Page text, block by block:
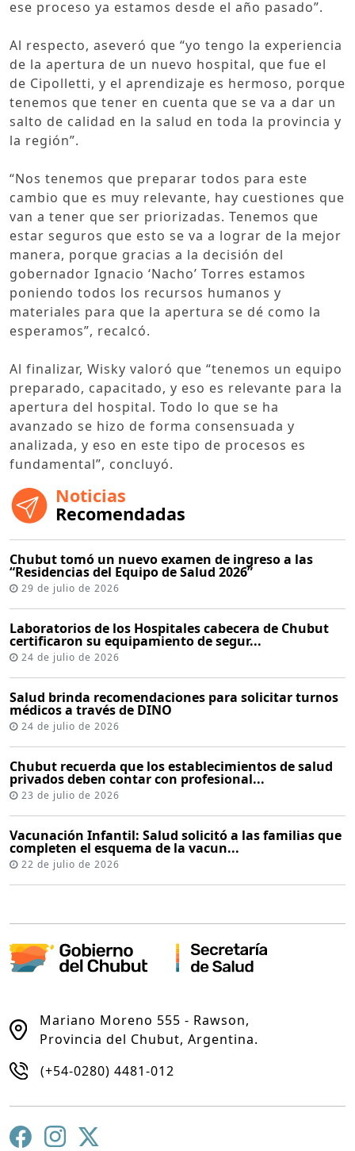
ese proceso ya estamos desde el año pasado”.
Al respecto, aseveró que “yo tengo la experiencia
de la apertura de un nuevo hospital, que fue el
de Cipolletti, y el aprendizaje es hermoso, porque
tenemos que tener en cuenta que se va a dar un
salto de calidad en la salud en toda la provincia y
la región”.
“Nos tenemos que preparar todos para este
cambio que es muy relevante, hay cuestiones que
van a tener que ser priorizadas. Tenemos que
estar seguros que esto se va a lograr de la mejor
manera, porque gracias a la decisión del
gobernador Ignacio ‘Nacho’ Torres estamos
poniendo todos los recursos humanos y
materiales para que la apertura se dé como la
esperamos”, recalcó.
Al finalizar, Wisky valoró que “tenemos un equipo
preparado, capacitado, y eso es relevante para la
apertura del hospital. Todo lo que se ha
avanzado se hizo de forma consensuada y
analizada, y eso en este tipo de procesos es
fundamental”, concluyó.
Noticias
Recomendadas
Chubut tomó un nuevo examen de ingreso a las
“Residencias del Equipo de Salud 2026”
29 de julio de 2026
Laboratorios de los Hospitales cabecera de Chubut
certificaron su equipamiento de segur...
24 de julio de 2026
Salud brinda recomendaciones para solicitar turnos
médicos a través de DINO
24 de julio de 2026
Chubut recuerda que los establecimientos de salud
privados deben contar con profesional...
23 de julio de 2026
Vacunación Infantil: Salud solicitó a las familias que
completen el esquema de la vacun...
22 de julio de 2026
Mariano Moreno 555 - Rawson,
Provincia del Chubut, Argentina.
(+54-0280) 4481-012